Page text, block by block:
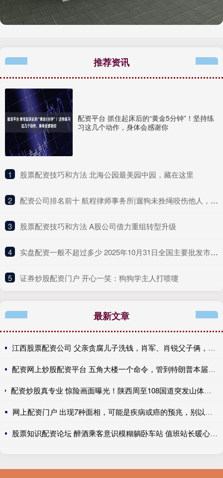
推荐资讯
配资平台 抓住起床后的“黄金5分钟”！坚持练
习这几个动作，身体会感谢你
1 ​股票配资技巧和方法 北海公园最美园中园，藏在这里
2 ​配资公司排名前十 航程律师事务所|遛狗未拴绳咬伤他人，谁来担责？
3 ​股票配资技巧和方法 A股公司借力重组转型升级
4 ​实盘配资一般不超过多少 2025年10月31日全国主要批发市场鳝鱼价格行情
5 ​证券炒股配资门户 开心一笑：狗狗学主人打喷嚏
最新文章
江西股票配资公司 父亲贪腐儿子洗钱，肖军、肖锐父子俩，双双被查处
配资网上炒股配资平台 五角大楼一个命令，管到特朗普本届任期届满时！
配资炒股真专业 惊险画面曝光！陕西周至108国道突发山体滑坡，一辆白车要闯过被紧急劝阻；官方回应：23秒后山体大范围垮塌，因管制及时，未造成人员伤亡
网上配资门户 出现7种面相，可能是疾病或癌的预兆，别以为是“福相”
股票知识配资论坛 醉酒乘客意识模糊躺卧车站 值班站长暖心守护全程救助